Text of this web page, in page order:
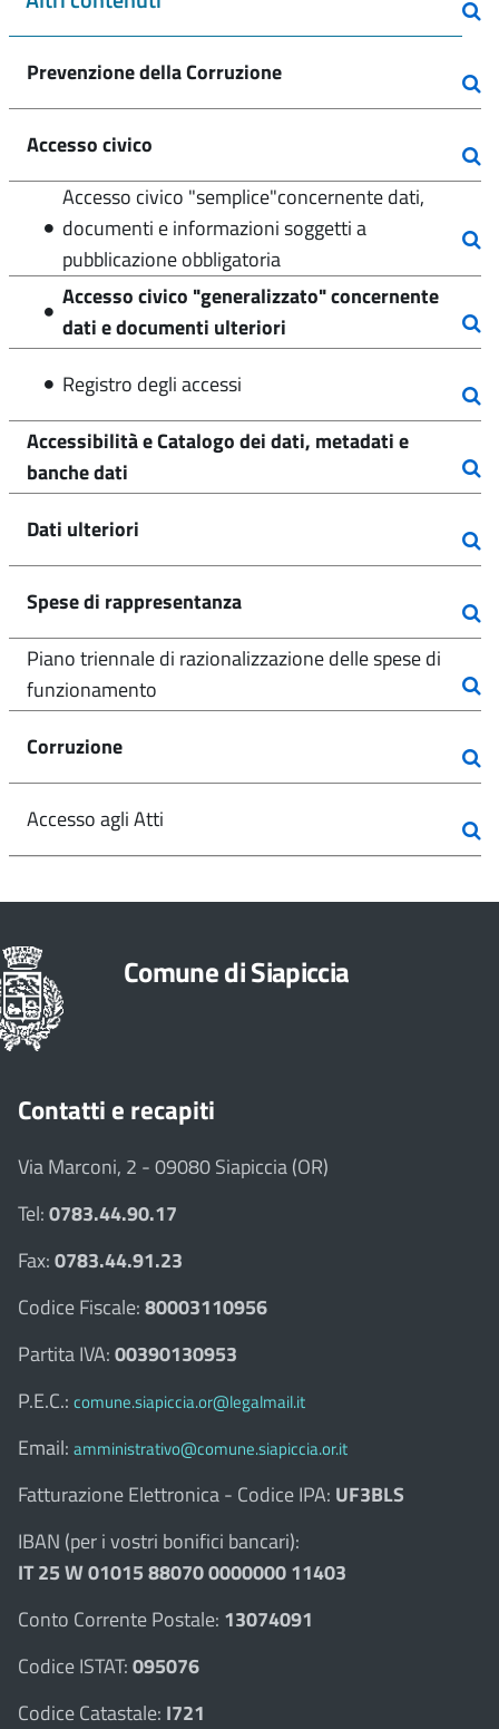
Prevenzione della Corruzione
Accesso civico
Accesso civico "semplice"concernente dati,
documenti e informazioni soggetti a
pubblicazione obbligatoria
Accesso civico "generalizzato" concernente
dati e documenti ulteriori
Registro degli accessi
Accessibilità e Catalogo dei dati, metadati e
banche dati
Dati ulteriori
Spese di rappresentanza
Piano triennale di razionalizzazione delle spese di
funzionamento
Corruzione
Accesso agli Atti
Comune di Siapiccia
Contatti e recapiti
Via Marconi, 2 - 09080 Siapiccia (OR)
Tel:0783.44.90.17
Fax:0783.44.91.23
Codice Fiscale:80003110956
Partita IVA:00390130953
P.E.C.: comune.siapiccia.or@legalmail.it
Email: amministrativo@comune.siapiccia.or.it
Fatturazione Elettronica - Codice IPA: UF3BLS
IBAN (per i vostri bonifici bancari):
IT 25 W 01015 88070 0000000 11403
Conto Corrente Postale: 13074091
Codice ISTAT:095076
Codice Catastale: I721